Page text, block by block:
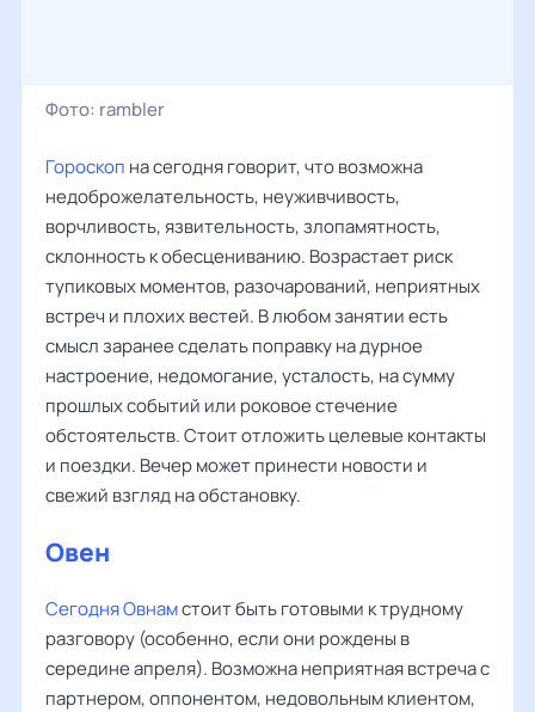
Фото: rambler
Гороскоп на сегодня говорит, что возможна
недоброжелательность, неуживчивость,
ворчливость, язвительность, злопамятность,
склонность к обесцениванию. Возрастает риск
тупиковых моментов, разочарований, неприятных
встреч и плохих вестей. В любом занятии есть
смысл заранее сделать поправку на дурное
настроение, недомогание, усталость, на сумму
прошлых событий или роковое стечение
обстоятельств. Стоит отложить целевые контакты
и поездки. Вечер может принести новости и
свежий взгляд на обстановку.
Овен
Сегодня Овнамстоит быть готовыми к трудному
разговору (особенно, если они рождены в
середине апреля). Возможна неприятная встреча с
партнером, оппонентом, недовольным клиентом,